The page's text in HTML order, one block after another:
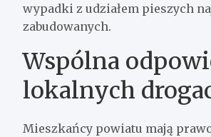
wypadki z udziałem pieszych
zabudowanych.
Wspólna
lokalnych
Mieszkańcy powiatu mają